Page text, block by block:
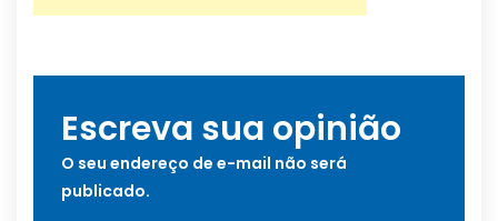
Escreva sua opinião
O seu endereço de e-mail não será
publicado.